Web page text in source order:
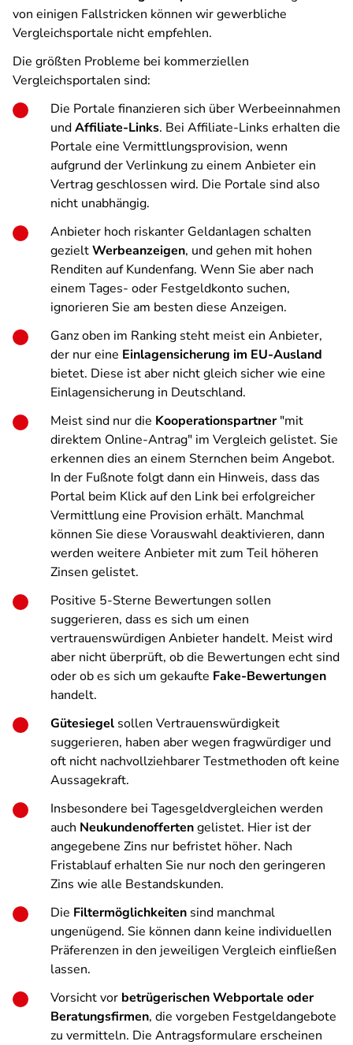
von einigen Fallstricken können wir gewerbliche
Vergleichsportale nicht empfehlen.
Die größten Probleme bei kommerziellen
Vergleichsportalen sind:
Die Portale finanzieren sich über Werbeeinnahmen
undAffiliate-Links. Bei Affiliate-Links erhalten die
Portale eine Vermittlungsprovision, wenn
aufgrund der Verlinkung zu einem Anbieter ein
Vertrag geschlossen wird. Die Portale sind also
nicht unabhängig.
Anbieter hoch riskanter Geldanlagen schalten
gezieltWerbeanzeigen, und gehen mit hohen
Renditen auf Kundenfang. Wenn Sie aber nach
einem Tages- oder Festgeldkonto suchen,
ignorieren Sie am besten diese Anzeigen.
Ganz oben im Ranking steht meist ein Anbieter,
der nur eine Einlagensicherung im EU-Ausland
bietet. Diese ist aber nicht gleich sicher wie eine
Einlagensicherung in Deutschland.
Meist sind nur die Kooperationspartner"mit
direktem Online-Antrag" im Vergleich gelistet. Sie
erkennen dies an einem Sternchen beim Angebot.
In der Fußnote folgt dann ein Hinweis, dass das
Portal beim Klick auf den Link bei erfolgreicher
Vermittlung eine Provision erhält. Manchmal
können Sie diese Vorauswahl deaktivieren, dann
werden weitere Anbieter mit zum Teil höheren
Zinsen gelistet.
Positive 5-Sterne Bewertungen sollen
suggerieren, dass es sich um einen
vertrauenswürdigen Anbieter handelt. Meist wird
aber nicht überprüft, ob die Bewertungen echt sind
oder ob es sich um gekaufte Fake-Bewertungen
handelt.
Gütesiegel sollen Vertrauenswürdigkeit
suggerieren, haben aber wegen fragwürdiger und
oft nicht nachvollziehbarer Testmethoden oft keine
Aussagekraft.
Insbesondere bei Tagesgeldvergleichen werden
auch Neukundenoffertengelistet. Hier ist der
angegebene Zins nur befristet höher. Nach
Fristablauf erhalten Sie nur noch den geringeren
Zins wie alle Bestandskunden.
Die Filtermöglichkeiten sind manchmal
ungenügend. Sie können dann keine individuellen
Präferenzen in den jeweiligen Vergleich einfließen
lassen.
Vorsicht vor betrügerischen Webportale oder
Beratungsfirmen, die vorgeben Festgeldangebote
zu vermitteln. Die Antragsformulare erscheinen